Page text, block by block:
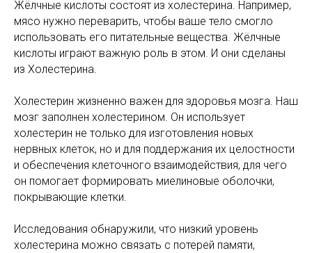
Жёлчные кислоты состоят из холестерина. Например,
мясо нужно переварить, чтобы ваше тело смогло
использовать его питательные вещества. Жёлчные
кислоты играют важную роль в этом. И они сделаны
из Холестерина.
Холестерин жизненно важен для здоровья мозга. Наш
мозг заполнен холестерином. Он использует
холестерин не только для изготовления новых
нервных клеток, но и для поддержания их целостности
и обеспечения клеточного взаимодействия, для чего
он помогает формировать миелиновые оболочки,
покрывающие клетки.
Исследования обнаружили, что низкий уровень
холестерина можно связать с потерей памяти,